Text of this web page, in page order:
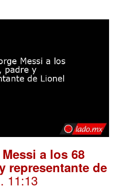
a los 68
representante de
. 11:13